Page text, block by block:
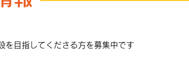
葉
を目指してくださる方を募集中です